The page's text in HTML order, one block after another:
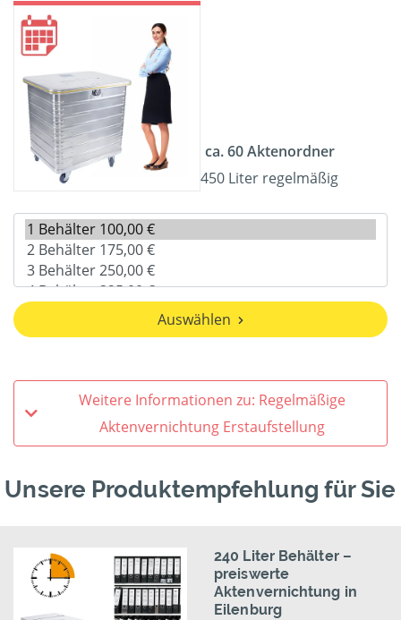
ca. 60 Aktenordner
450 Liter regelmäßig
Auswählen
Weitere Informationen zu: Regelmäßige
Aktenvernichtung Erstaufstellung
Unsere Produktempfehlung für Sie
240 Liter Behälter –
preiswerte
Aktenvernichtung in
Eilenburg